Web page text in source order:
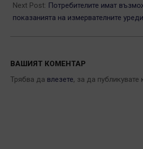
Next Post: Потребителите имат
показанията на измервателните уреди
ВАШИЯТ КОМЕНТАР
Трябва да влезете, за да публикувате